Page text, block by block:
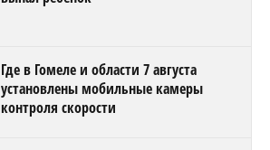
Где в Гомеле и области 7 августа
установлены мобильные камеры
контроля скорости